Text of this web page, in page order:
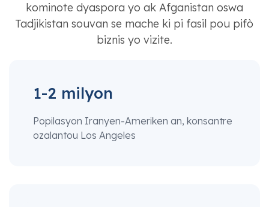
kominote dyaspora yo ak Afganistan oswa
Tadjikistan souvan se mache ki pi fasil pou pifò
biznis yo vizite.
1-2 milyon
Popilasyon Iranyen-Ameriken an, konsantre
ozalantou Los Angeles